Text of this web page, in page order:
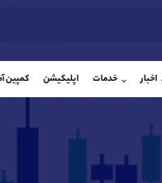
اخبار خدمات اپلیکیشن کمپین